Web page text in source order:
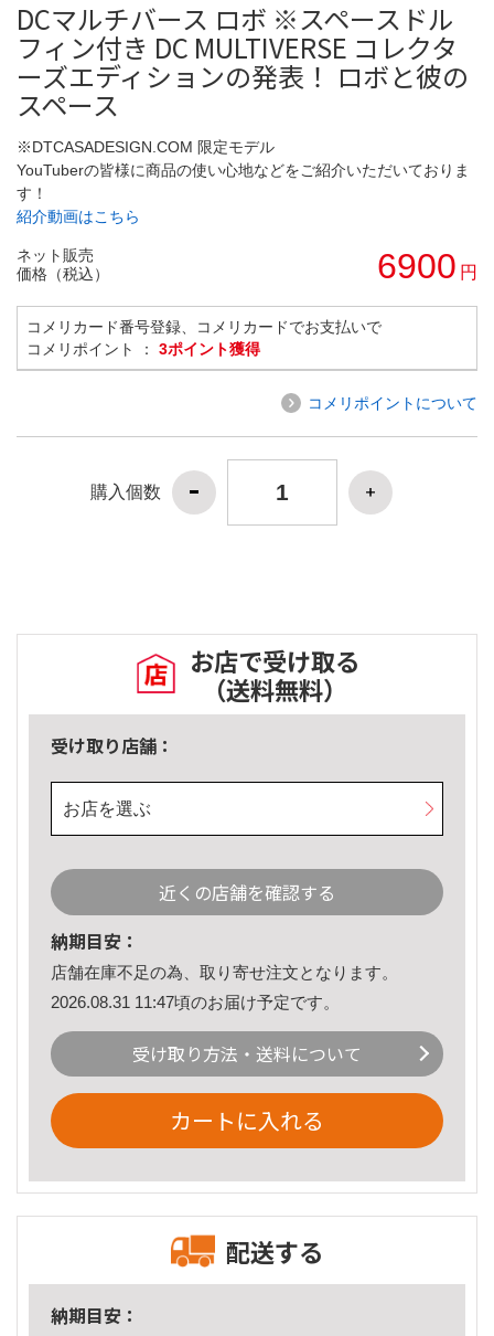
DCマルチバース ロボ ※スペースドル
フィン付き DC MULTIVERSE コレクタ
ーズエディションの発表！ ロボと彼の
スペース
※DTCASADESIGN.COM 限定モデル
YouTuberの皆様に商品の使い心地などをご紹介いただいておりま
す！
紹介動画はこちら
ネット販売
価格（税込）
6900 円
コメリカード番号登録、コメリカードでお支払いで
コメリポイント ： 3ポイント獲得
コメリポイントについて
購入個数
お店で受け取る
（送料無料）
受け取り店舗：
お店を選ぶ
近くの店舗を確認する
納期目安：
店舗在庫不足の為、取り寄せ注文となります。
2026.08.31 11:47頃のお届け予定です。
受け取り方法・送料について
カートに入れる
配送する
納期目安：